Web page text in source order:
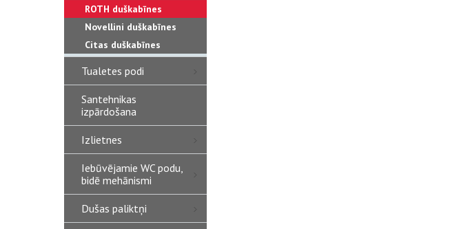
ROTH duškabīnes
Novellini duškabīnes
Citas duškabīnes
Tualetes podi
Santehnikas
izpārdošana
Izlietnes
Iebūvējamie WC podu,
bidē mehānismi
Dušas paliktņi